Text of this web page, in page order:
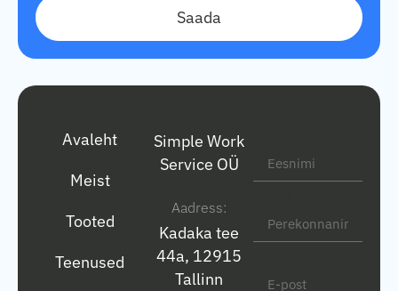
Saada
Avaleht
Meist
Tooted
Teenused
Simple Work
Service OÜ
Aadress:
Kadaka tee
44a, 12915
Tallinn